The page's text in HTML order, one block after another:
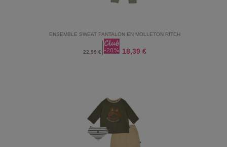
ENSEMBLE SWEAT PANTALON EN MOLLETON RITCH
22,99 € 18,39 €